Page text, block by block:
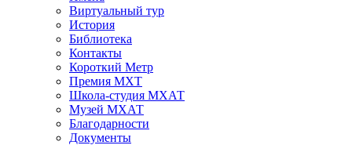
Виртуальный тур
История
Библиотека
Контакты
Короткий Метр
Премия МХТ
Школа-студия МХАТ
Музей МХАТ
Благодарности
Документы